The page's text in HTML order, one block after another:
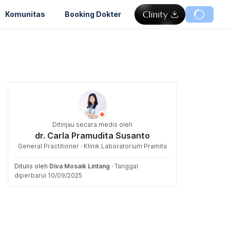
Komunitas Booking Dokter
Ditinjau secara medis oleh
dr. Carla Pramudita Susanto
General Practitioner · Klinik Laboratorium Pramita
Ditulis oleh Diva Mosaik Lintang · Tanggal
diperbarui 10/09/2025